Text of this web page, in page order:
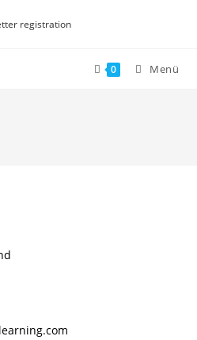
registration
0 Menü